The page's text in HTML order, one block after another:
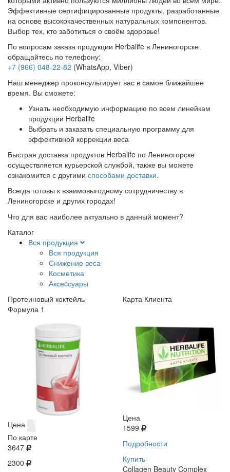
Эффективные сертифицированные продукты, разработанные
на основе высококачественных натуральных компонентов.
Выбор тех, кто заботиться о своём здоровье!
По вопросам заказа продукции Herbalife в Лениногорске
обращайтесь по телефону:
+7 (966) 048-22-82 (WhatsApp, Viber)
Наш менеджер проконсультирует вас в самое ближайшее
время. Вы сможете:
Узнать необходимую информацию по всем линейкам
продукции Herbalife
Выбрать и заказать специальную программу для
эффективной коррекции веса
Быстрая доставка продуктов Herbalife по Лениногорске
осуществляется курьерской службой, также вы можете
ознакомится с другими способами доставки.
Всегда готовы к взаимовыгодному сотрудничеству в
Лениногорске и других городах!
Что для вас наиболее актуально в данный момент?
Каталог
Вся продукция
Вся продукция
Снижение веса
Косметика
Аксеcсуары
Протеиновый коктейль
Формула 1
Цена
По карте
3647
2300
Карта Клиента
Цена
1599
Подробности
Купить
Collagen Beauty Complex